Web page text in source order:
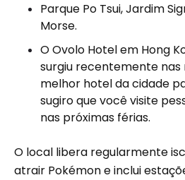
Parque Po Tsui, Jardim
Morse.
O Ovolo Hotel em Hong
surgiu recentemente
melhor hotel da cidade
sugiro que você visite
nas próximas férias.
O local libera regularmente
atrair Pokémon e inclui